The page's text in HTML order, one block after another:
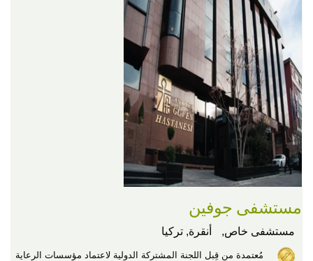
مستشفى جوفين
مستشفى خاص, أنقرة, تركيا
مُعتمدة من قِبل اللجنة المشتركة الدولية لاعتماد مؤسسات الرعاية